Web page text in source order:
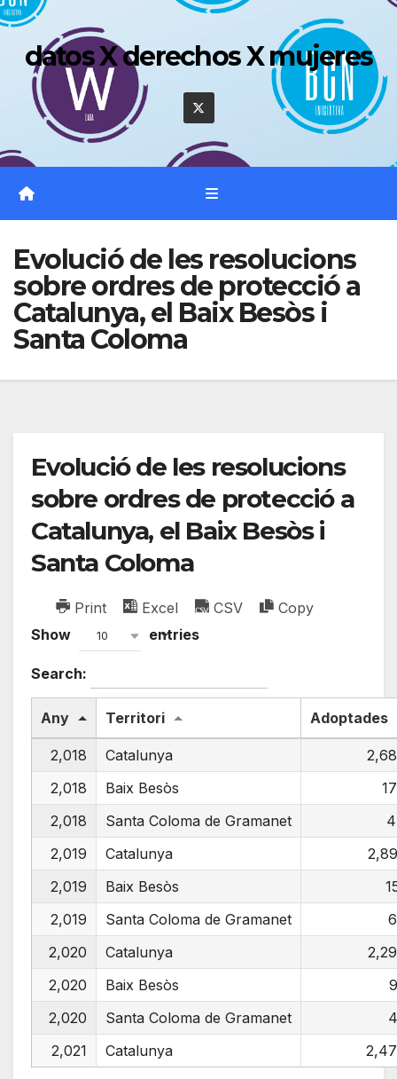
Saltar
contenido
datos X derechos X mujeres
Evolució de les resolucions
sobre ordres de protecció a
Catalunya, el Baix Besòs i
Santa Coloma
Evolució de les resolucions
sobre ordres de protecció a
Catalunya, el Baix Besòs i
Santa Coloma
Print Excel CSV
Copy
Show
10 entries
Search:
Any Territori Adoptades
2,018 Catalunya
2,018
Baix Besòs
2,018
Santa Coloma de Gramanet
2,019
Catalunya
2,019
Baix Besòs
2,019
Santa Coloma de Gramanet
2,020
Catalunya
2,020
Baix Besòs
2,020
Santa Coloma de Gramanet
2,021
Catalunya